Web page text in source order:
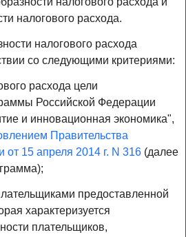
налогового расхода.
налогового расхода
со следующими критериями:
расхода цели
Российской Федерации
и инновационная экономика",
Правительства
от 15 апреля 2014 г. N 316 (далее
предоставленной
характеризуется
плательщиков,